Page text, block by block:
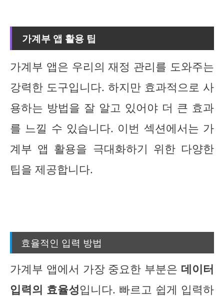
가계부 앱 활용 팁
가계부 앱은 우리의 재정 관리를 도와주는
강력한 도구입니다. 하지만 효과적으로 사
용하는 방법을 잘 알고 있어야 더 큰 효과
를 느낄 수 있습니다. 이번 섹션에서는 가
계부 앱 활용을 극대화하기 위한 다양한
팁을 제공합니다.
효율적인 입력 방법
가계부 앱에서 가장 중요한 부분은 데이터
입력의 효율성입니다. 빠르고 쉽게 입력하